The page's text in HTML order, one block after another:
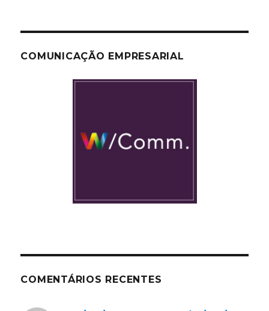
COMUNICAÇÃO EMPRESARIAL
COMENTÁRIOS RECENTES